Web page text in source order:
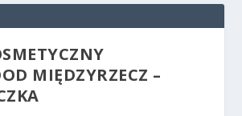
MIĘDZYRZECZ –